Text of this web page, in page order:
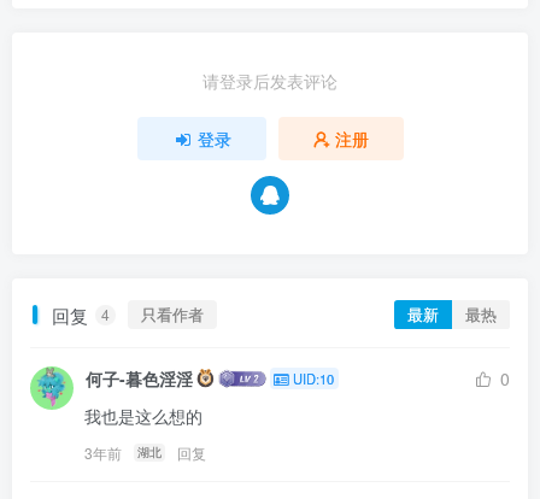
请登录后发表评论
登录 注册
回复 4 只看作者 最新 最热
何子-暮色淫淫 UID:10
0
我也是这么想的
3年前 湖北 回复